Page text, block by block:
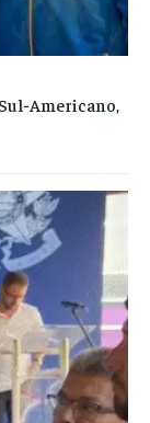
Americano,